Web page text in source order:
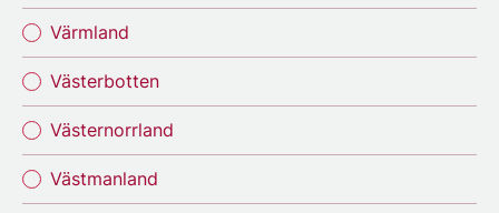
Värmland
Västerbotten
Västernorrland
Västmanland